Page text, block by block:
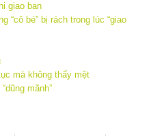
giao ban
“cô bé” bị rách trong lúc “giao
mà không thấy mệt
mãnh”